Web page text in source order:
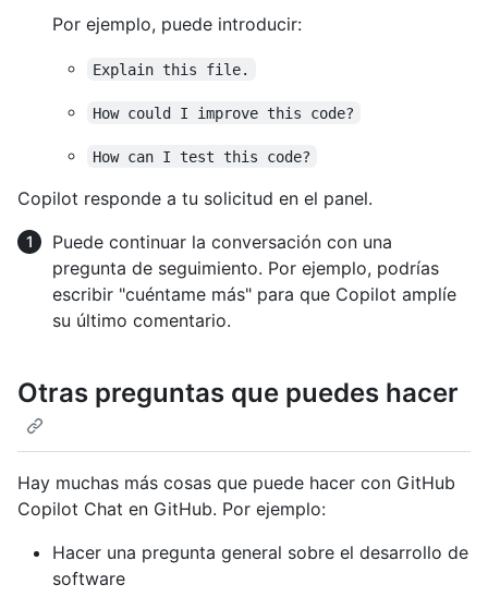
Por ejemplo, puede introducir:
Explain this file.
How could I improve this code?
How can I test this code?
Copilot responde a tu solicitud en el panel.
Puede continuar la conversación con una
pregunta de seguimiento. Por ejemplo, podrías
escribir "cuéntame más" para que Copilot amplíe
su último comentario.
Otras preguntas que puedes hacer
Hay muchas más cosas que puede hacer con GitHub
Copilot Chat en GitHub. Por ejemplo:
Hacer una pregunta general sobre el desarrollo de
software